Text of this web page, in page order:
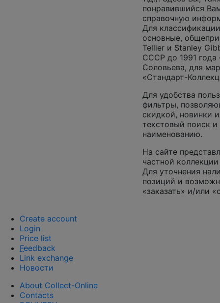
понравившийся
справочную
Для
основные,
Tellier и Stanley
СССР до 1991
Соловьева, для
«Стандарт-
Для удобства
фильтры,
скидкой, новинки
текстовый поиск
наименованию.
На сайте
частной
Для уточнения
позиций и
«заказать» и/или
Create account
Login
Price list
Feedback
Link exchange
Новости
About Collect-Online
Contacts